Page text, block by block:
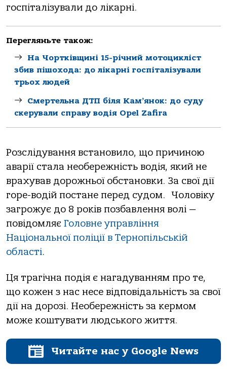
госпіталізували до лікарні.
Перегляньте також:
На Чортківщині 15-річний мотоцикліст
збив пішохода: до лікарні госпіталізували
трьох людей
Смертельна ДТП біля Кам’янок: до суду
скерували справу водія Opel Zafira
Розслідування встановило, що причиною
аварії стала необережність водія, який не
врахував дорожньої обстановки. За свої дії
горе-водій постане перед судом. Чоловіку
загрожує до 8 років позбавлення волі —
повідомляє Головне управління
Національної поліції в Тернопільській
області.
Ця трагічна подія є нагадуванням про те,
що кожен з нас несе відповідальність за свої
дії на дорозі. Необережність за кермом
може коштувати людського життя.
Читайте нас у Google News